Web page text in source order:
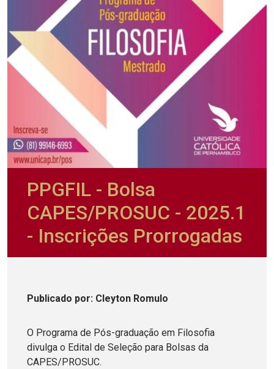
PPGFIL - Bolsa
CAPES/PROSUC - 2025.1
- Inscrições Prorrogadas
Publicado por: Cleyton Romulo
O Programa de Pós-graduação em Filosofia
divulga o Edital de Seleção para Bolsas da
CAPES/PROSUC.